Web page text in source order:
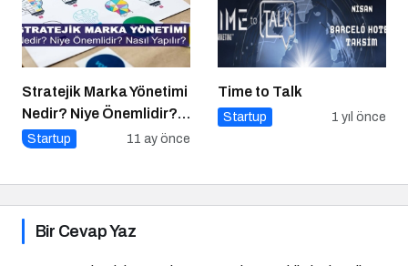
Stratejik Marka Yönetimi
Nedir? Niye Önemlidir?
Stratejik Marka Yönetimi
Startup 11 ay önce
Time to Talk
Startup 1 yıl önce
Bir Cevap Yaz